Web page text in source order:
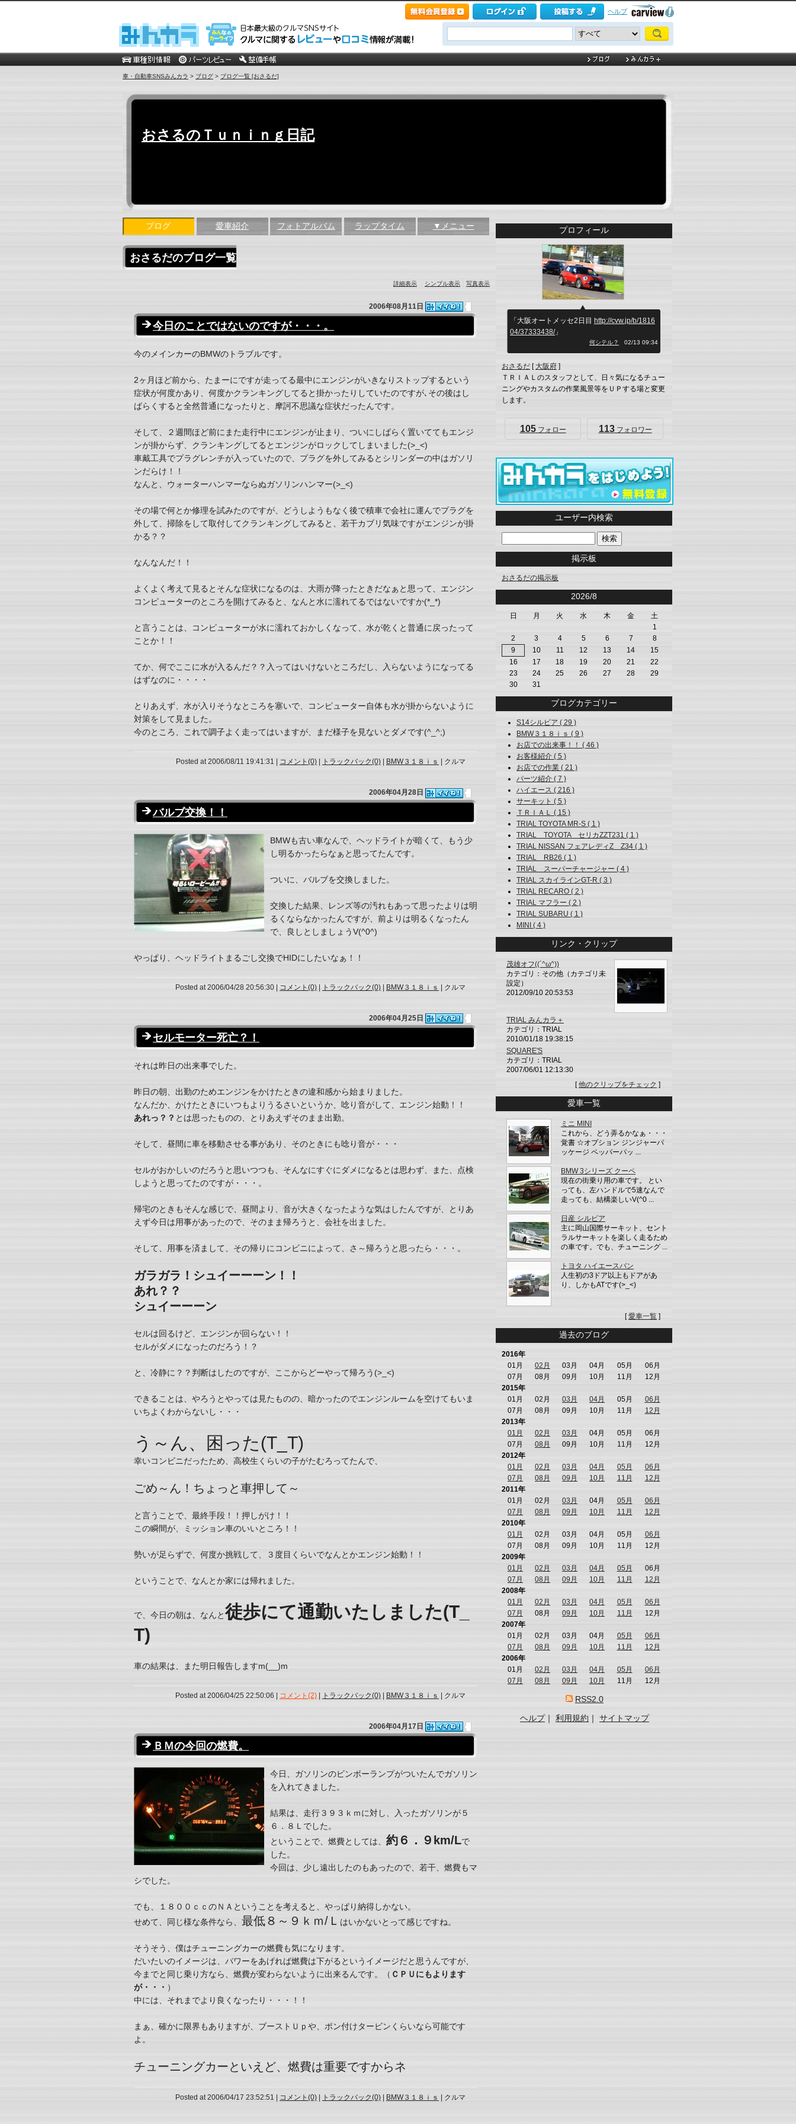
ヘルプ
車・自動車SNSみんカラ > ブログ > ブログ一覧 [おさるだ]
おさるのＴｕｎｉｎｇ日記
ブログ 愛車紹介 フォトアルバム ラップタイム ▼メニュー
おさるだのブログ一覧
詳細表示 シンプル表示 写真表示
2006年08月11日
今日のことではないのですが・・・。
今のメインカーのBMWのトラブルです。
2ヶ月ほど前から、たまーにですが走ってる最中にエンジンがいきなりストップするという
症状が何度かあり、何度かクランキングしてると掛かったりしていたのですが､その後はし
ばらくすると全然普通になったりと、摩訶不思議な症状だったんです。
そして、２週間ほど前にまた走行中にエンジンが止まり、ついにしばらく置いててもエンジ
ンが掛からず、クランキングしてるとエンジンがロックしてしまいました(>_<)
車戴工具でプラグレンチが入っていたので、プラグを外してみるとシリンダーの中はガソリ
ンだらけ！！
なんと、ウォーターハンマーならぬガソリンハンマー(>_<)
その場で何とか修理を試みたのですが、どうしようもなく後で積車で会社に運んでプラグを
外して、掃除をして取付してクランキングしてみると、若干カブリ気味ですがエンジンが掛
かる？？
なんなんだ！！
よくよく考えて見るとそんな症状になるのは、大雨が降ったときだなぁと思って、エンジン
コンピューターのところを開けてみると、なんと水に濡れてるではないですか(*_*)
と言うことは、コンピューターが水に濡れておかしくなって、水が乾くと普通に戻ったって
ことか！！
てか、何でここに水が入るんだ？？入ってはいけないところだし、入らないようになってる
はずなのに・・・・
とりあえず、水が入りそうなところを塞いで、コンピューター自体も水が掛からないように
対策をして見ました。
今のところ、これで調子よく走ってはいますが、まだ様子を見ないとダメです(^_^;)
Posted at 2006/08/11 19:41:31 | コメント(0) トラックバック(0) BMW３１８ｉｓ | クルマ
2006年04月28日
バルブ交換！！
BMWも古い車なんで、ヘッドライトが暗くて、もう少
し明るかったらなぁと思ってたんです。
ついに、バルブを交換しました。
交換した結果、レンズ等の汚れもあって思ったよりは明
るくならなかったんですが、前よりは明るくなったん
で、良しとしましょうV(^0^)
やっぱり、ヘッドライトまるごし交換でHIDにしたいなぁ！！
Posted at 2006/04/28 20:56:30 | コメント(0) | トラックバック(0) | BMW３１８ｉｓ | クルマ
2006年04月25日
セルモーター死亡？！
それは昨日の出来事でした。
昨日の朝、出勤のためエンジンをかけたときの違和感から始まりました。
なんだか、かけたときにいつもよりうるさいというか、唸り音がして、エンジン始動！！
あれっ？？ とは思ったものの、とりあえずそのまま出勤。
そして、昼間に車を移動させる事があり、そのときにも唸り音が・・・
セルがおかしいのだろうと思いつつも、そんなにすぐにダメになるとは思わず、また、点検
しようと思ってたのですが・・・。
帰宅のときもそんな感じで、昼間より、音が大きくなったような気はしたんですが、とりあ
えず今日は用事があったので、そのまま帰ろうと、会社を出ました。
そして、用事を済まして、その帰りにコンビニによって、さ～帰ろうと思ったら・・・。
ガラガラ！シュイーーーン！！
あれ？？
シュイーーーン
セルは回るけど、エンジンが回らない！！
セルがダメになったのだろう！？
と、冷静に？？判断はしたのですが、ここからどーやって帰ろう(>_<)
できることは、やろうとやっては見たものの、暗かったのでエンジンルームを空けてもいま
いちよくわからないし・・・
う～ん、困った(T_T)
幸いコンビニだったため、高校生くらいの子がたむろってたんで、
ごめ～ん！ちょっと車押して～
と言うことで、最終手段！！押しがけ！！
この瞬間が、ミッション車のいいところ！！
勢いが足らずで、何度か挑戦して、３度目くらいでなんとかエンジン始動！！
ということで、なんとか家には帰れました。
で、今日の朝は、なんと徒歩にて通勤いたしました(T_
T)
車の結果は、また明日報告しますm(__)m
Posted at 2006/04/25 22:50:06 | コメント(2) | トラックバック(0) | BMW３１８ｉｓ | クルマ
2006年04月17日
ＢＭの今回の燃費。
今日、ガソリンのビンボーランプがついたんでガソリン
を入れてきました。
結果は、走行３９３ｋｍに対し、入ったガソリンが５
６．８Ｌでした。
ということで、燃費としては、 約６．９km/Lで
した。
今回は、少し遠出したのもあったので、若干、燃費もマ
シでした。
でも、１８００ｃｃのＮＡということを考えると、やっぱり納得しかない。
せめて、同じ様な条件なら、 最低８～９ｋｍ/Ｌ はいかないとって感じですね。
そうそう、僕はチューニングカーの燃費も気になります。
だいたいのイメージは、パワーをあげれば燃費は下がるというイメージだと思うんですが、
今までと同じ乗り方なら、燃費が変わらないように出来るんです。（ ＣＰＵにもよります
が・・・ ）
中には、それまでより良くなったり・・・！！
まぁ、確かに限界もありますが、ブーストＵｐや、ポン付けタービンくらいなら可能です
よ。
チューニングカーといえど、燃費は重要ですからネ
Posted at 2006/04/17 23:52:51 | コメント(0) トラックバック(0) BMW３１８ｉｓ | クルマ
プロフィール
「大阪オートメッセ2日目 http://cvw.jp/b/1816
04/37333438/」
何シテル？ 02/13 09:34
おさるだ [大阪府 ]
ＴＲＩＡＬのスタッフとして、日々気になるチュー
ニングやカスタムの作業風景等をＵＰする場と変更
します。
105フォロー 113フォロワー
ユーザー内検索
掲示板
おさるだの掲示板
2026/8
日 月 火 水 木 金
土
1
2
3 4 5 6 7
8
9
10 11 12 13 14
15
16
17 18 19 20 21
22
23
24 25 26 27 28
29
30
31
ブログカテゴリー
S14シルビア ( 29 )
BMW３１８ｉｓ ( 9 )
お店での出来事！！ ( 46 )
お客様紹介 ( 5 )
お店での作業 ( 21 )
パーツ紹介 ( 7 )
ハイエース ( 216 )
サーキット ( 5 )
ＴＲＩＡＬ ( 15 )
TRIAL TOYOTA MR-S ( 1 )
TRIAL TOYOTA セリカZZT231 ( 1 )
TRIAL NISSAN フェアレディZ Z34 ( 1 )
TRIAL RB26 ( 1 )
TRIAL スーパーチャージャー ( 4 )
TRIAL スカイラインGT-R ( 3 )
TRIAL RECARO ( 2 )
TRIAL マフラー ( 2 )
TRIAL SUBARU ( 1 )
MINI ( 4 )
リンク・クリップ
茂雄オフ((´^ω^))
カテゴリ：その他（カテゴリ未
設定）
2012/09/10 20:53:53
TRIAL みんカラ＋
カテゴリ：TRIAL
2010/01/18 19:38:15
SQUARE'S
カテゴリ：TRIAL
2007/06/01 12:13:30
[他のクリップをチェック ]
愛車一覧
ミニ MINI
これから、どう弄るかなぁ・・・
覚書 ☆オプション ジンジャーパ
ッケージ ペッパーパッ ...
BMW 3シリーズ クーペ
現在の街乗り用の車です。 とい
っても、左ハンドルで5速なんで
走っても、結構楽しいV(^0 ...
日産 シルビア
主に岡山国際サーキット、セント
ラルサーキットを楽しく走るため
の車です。でも、チューニング ...
トヨタ ハイエースバン
人生初の3ドア以上もドアがあ
り、しかもATです(>_<)
[愛車一覧 ]
過去のブログ
2016年
01月
02月 03月 04月 05月
06月
07月
08月 09月 10月 11月
12月
2015年
01月
02月 03月 04月 05月
06月
07月
08月 09月 10月 11月
12月
2013年
01月
02月 03月 04月 05月
06月
07月
08月 09月 10月 11月
12月
2012年
01月
02月 03月 04月 05月
06月
07月
08月 09月 10月 11月
12月
2011年
01月
02月 03月 04月 05月
06月
07月
08月 09月 10月 11月
12月
2010年
01月
02月 03月 04月 05月
06月
07月
08月 09月 10月 11月
12月
2009年
01月
02月 03月 04月 05月
06月
07月
08月 09月 10月 11月
12月
2008年
01月
02月 03月 04月 05月
06月
07月
08月 09月 10月 11月
12月
2007年
01月
02月 03月 04月 05月
06月
07月
08月 09月 10月 11月
12月
2006年
01月
02月 03月 04月 05月
06月
07月
08月 09月 10月 11月 12月
RSS2.0
ヘルプ｜ 利用規約 ｜ サイトマップ